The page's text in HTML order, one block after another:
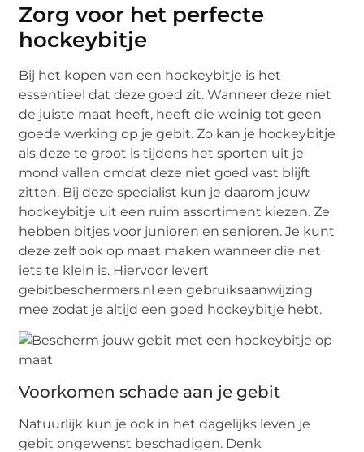
Zorg voor het perfecte
hockeybitje
Bij het kopen van een hockeybitje is het
essentieel dat deze goed zit. Wanneer deze niet
de juiste maat heeft, heeft die weinig tot geen
goede werking op je gebit. Zo kan je hockeybitje
als deze te groot is tijdens het sporten uit je
mond vallen omdat deze niet goed vast blijft
zitten. Bij deze specialist kun je daarom jouw
hockeybitje uit een ruim assortiment kiezen. Ze
hebben bitjes voor junioren en senioren. Je kunt
deze zelf ook op maat maken wanneer die net
iets te klein is. Hiervoor levert
gebitbeschermers.nl een gebruiksaanwijzing
mee zodat je altijd een goed hockeybitje hebt.
Voorkomen schade aan je gebit
Natuurlijk kun je ook in het dagelijks leven je
gebit ongewenst beschadigen. Denk